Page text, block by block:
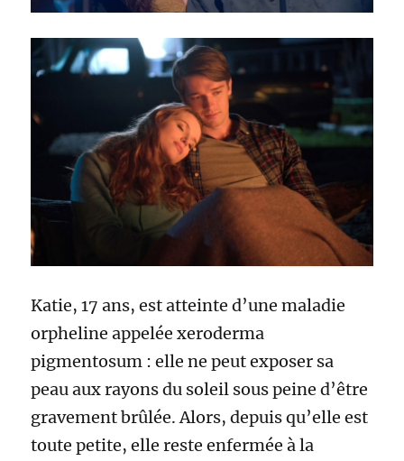
Katie, 17 ans, est atteinte d’une maladie
orpheline appelée xeroderma
pigmentosum : elle ne peut exposer sa
peau aux rayons du soleil sous peine d’être
gravement brûlée. Alors, depuis qu’elle est
toute petite, elle reste enfermée à la